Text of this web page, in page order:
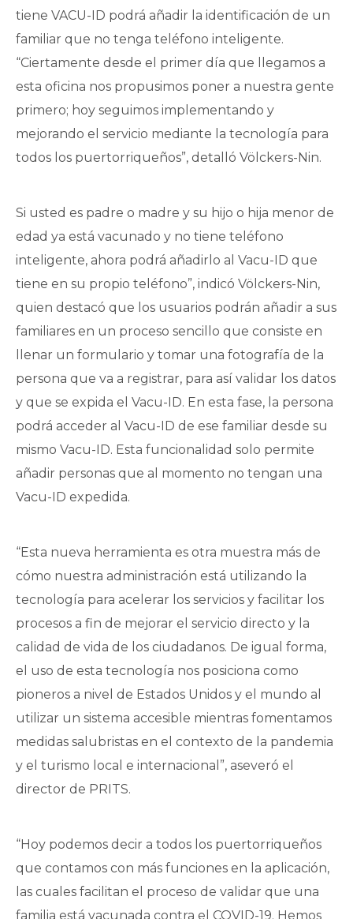
tiene VACU-ID podrá añadir la identificación de un
familiar que no tenga teléfono inteligente.
“Ciertamente desde el primer día que llegamos a
esta oficina nos propusimos poner a nuestra gente
primero; hoy seguimos implementando y
mejorando el servicio mediante la tecnología para
todos los puertorriqueños”, detalló Völckers-Nin.
Si usted es padre o madre y su hijo o hija menor de
edad ya está vacunado y no tiene teléfono
inteligente, ahora podrá añadirlo al Vacu-ID que
tiene en su propio teléfono”, indicó Völckers-Nin,
quien destacó que los usuarios podrán añadir a sus
familiares en un proceso sencillo que consiste en
llenar un formulario y tomar una fotografía de la
persona que va a registrar, para así validar los datos
y que se expida el Vacu-ID. En esta fase, la persona
podrá acceder al Vacu-ID de ese familiar desde su
mismo Vacu-ID. Esta funcionalidad solo permite
añadir personas que al momento no tengan una
Vacu-ID expedida.
“Esta nueva herramienta es otra muestra más de
cómo nuestra administración está utilizando la
tecnología para acelerar los servicios y facilitar los
procesos a fin de mejorar el servicio directo y la
calidad de vida de los ciudadanos. De igual forma,
el uso de esta tecnología nos posiciona como
pioneros a nivel de Estados Unidos y el mundo al
utilizar un sistema accesible mientras fomentamos
medidas salubristas en el contexto de la pandemia
y el turismo local e internacional”, aseveró el
director de PRITS.
“Hoy podemos decir a todos los puertorriqueños
que contamos con más funciones en la aplicación,
las cuales facilitan el proceso de validar que una
familia está vacunada contra el COVID-19. Hemos